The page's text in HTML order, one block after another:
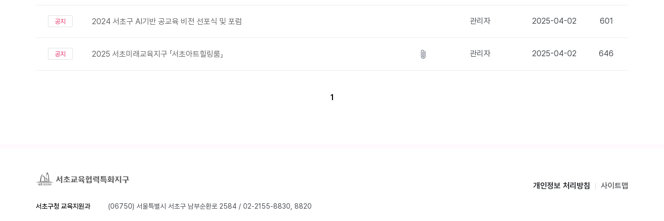
공지 2024 서초구 AI기반 공교육 비전 선포식 및 포럼 관리자 2025-04-02 601
공지 2025 서초미래교육지구 「서초아트힐링룸」 관리자 2025-04-02 646
1
개인정보 처리방침 사이트맵
서초구청 교육지원과 (06750) 서울특별시 서초구 남부순환로 2584 / 02-2155-8830, 8820